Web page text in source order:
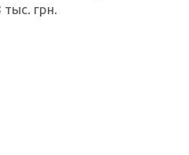
грн.